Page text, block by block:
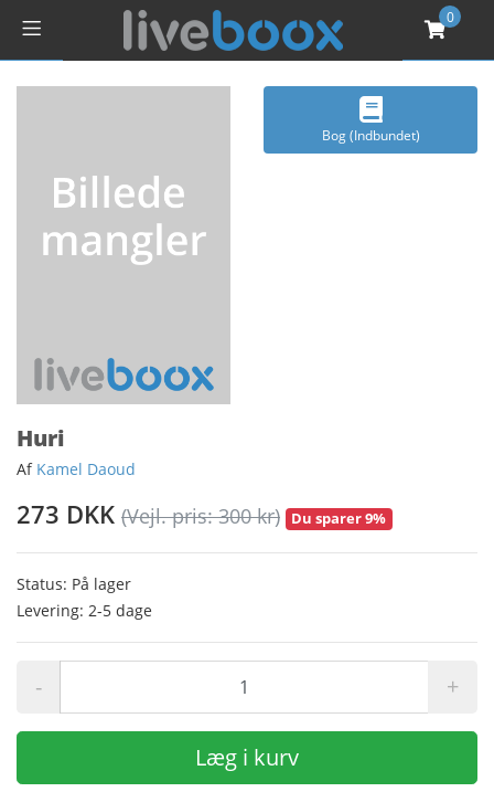
0
Bog (Indbundet)
Huri
Af Kamel Daoud
273 DKK (Vejl. pris: 300 kr) Du sparer 9%
Status: På lager
Levering: 2-5 dage
- +
Læg i kurv